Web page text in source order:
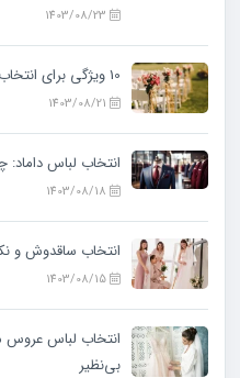
10 ویژگی‌ برای انتخاب یک تالار مناسب عروسی
انتخاب لباس
انتخاب ساقدوش و
انتخاب لباس
بی‌نظیر